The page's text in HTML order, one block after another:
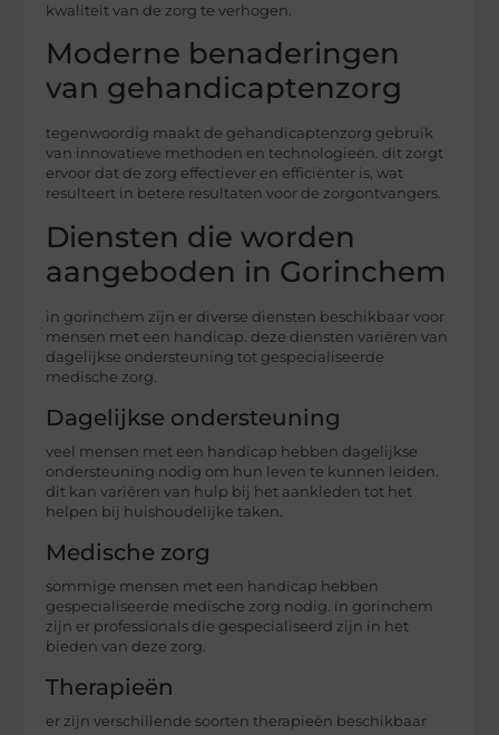
kwaliteit van de zorg te verhogen.
Moderne benaderingen
van gehandicaptenzorg
tegenwoordig maakt de gehandicaptenzorg gebruik
van innovatieve methoden en technologieën. dit zorgt
ervoor dat de zorg effectiever en efficiënter is, wat
resulteert in betere resultaten voor de zorgontvangers.
Diensten die worden
aangeboden in Gorinchem
in gorinchem zijn er diverse diensten beschikbaar voor
mensen met een handicap. deze diensten variëren van
dagelijkse ondersteuning tot gespecialiseerde
medische zorg.
Dagelijkse ondersteuning
veel mensen met een handicap hebben dagelijkse
ondersteuning nodig om hun leven te kunnen leiden.
dit kan variëren van hulp bij het aankleden tot het
helpen bij huishoudelijke taken.
Medische zorg
sommige mensen met een handicap hebben
gespecialiseerde medische zorg nodig. in gorinchem
zijn er professionals die gespecialiseerd zijn in het
bieden van deze zorg.
Therapieën
er zijn verschillende soorten therapieën beschikbaar